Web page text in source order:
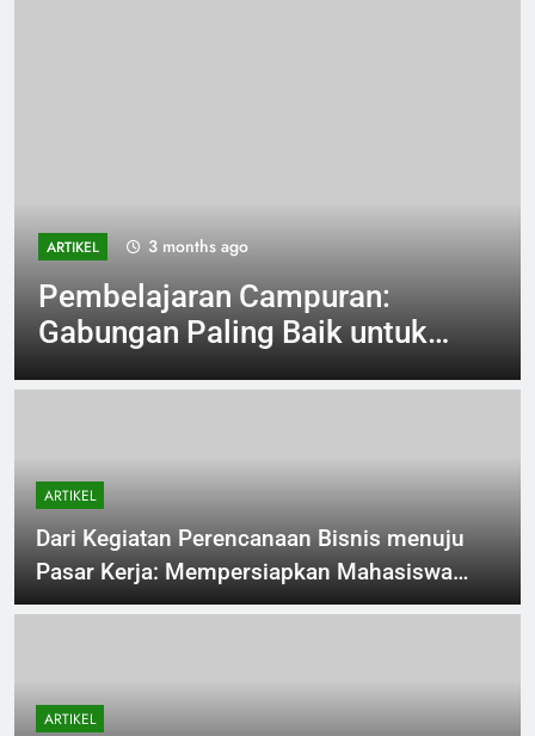
ARTIKEL 3 months ago
Pembelajaran Campuran:
Gabungan Paling Baik untuk
ARTIKEL
Dari Kegiatan Perencanaan Bisnis menuju
Pasar Kerja: Mempersiapkan Mahasiswa
Untuk Masuk Dalam Dunia Kerja
ARTIKEL